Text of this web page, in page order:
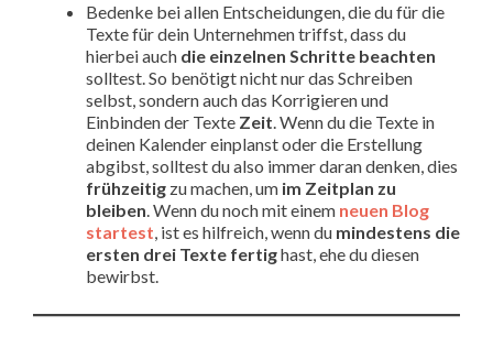
Bedenke bei allen Entscheidungen, die du für die
Texte für dein Unternehmen triffst, dass du
hierbei auch die einzelnen Schritte beachten
solltest. So benötigt nicht nur das Schreiben
selbst, sondern auch das Korrigieren und
Einbinden der Texte Zeit. Wenn du die Texte in
deinen Kalender einplanst oder die Erstellung
abgibst, solltest du also immer daran denken, dies
frühzeitig zu machen, um im Zeitplan zu
bleiben. Wenn du noch mit einem neuen Blog
startest, ist es hilfreich, wenn du mindestens die
ersten drei Texte fertighast, ehe du diesen
bewirbst.